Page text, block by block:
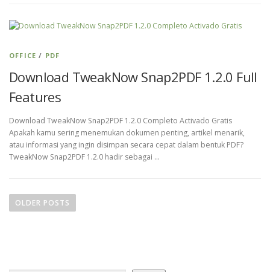
OFFICE / PDF
Download TweakNow Snap2PDF 1.2.0 Full
Features
Download TweakNow Snap2PDF 1.2.0 Completo Activado Gratis
Apakah kamu sering menemukan dokumen penting, artikel menarik,
atau informasi yang ingin disimpan secara cepat dalam bentuk PDF?
TweakNow Snap2PDF 1.2.0 hadir sebagai …
oOLDER POSTS